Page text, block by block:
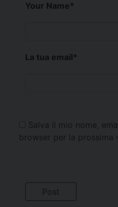
Your Name*
La tua email*
Salva il mio nome,
browser per la prossima